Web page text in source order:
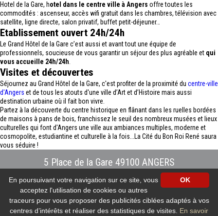
Hotel de la Gare, hotel dans le centre ville à Angers offre toutes les
commodités : ascenseur, accès wifi gratuit dans les chambres, télévision avec
satellite, ligne directe, salon privatif, buffet petit-déjeuner…
Etablissement ouvert 24h/24h
Le Grand Hôtel de la Gare c’est aussi et avant tout une équipe de
professionnels, soucieuse de vous garantir un séjour des plus agréable et qui
vous accueille 24h/24h
Visites et découvertes
Séjournez au Grand Hôtel de la Gare, c'est profiter de la proximité du centre-ville
d'Angers et de tous les atouts d'une ville d’Art et d’Histoire mais aussi
destination urbaine où il fait bon vivre.
Partez à la découverte du centre historique en flânant dans les ruelles bordées
de maisons à pans de bois, franchissez le seuil des nombreux musées et lieux
culturelles qui font d'Angers une ville aux ambiances multiples, moderne et
cosmopolite, estudiantine et culturelle à la fois...La Cité du Bon Roi René saura
vous séduire !
5 Place de la Gare 49100 ANGERS
info@hotel-angers.fr
www.grandhoteldelagare-angers.com
Création et référencement Site internet E-comouest - ANGERS
Mentions légales-Plan du site- Galerie photos-Protection des données
personnelles
Nos flux RSS
OK
En poursuivant votre navigation sur ce site, vous
acceptez l'utilisation de cookies ou autres
traceurs pour vous proposer des publicités ciblées adaptés à vos
centres d’intérêts et réaliser des statistiques de visites. En savoir